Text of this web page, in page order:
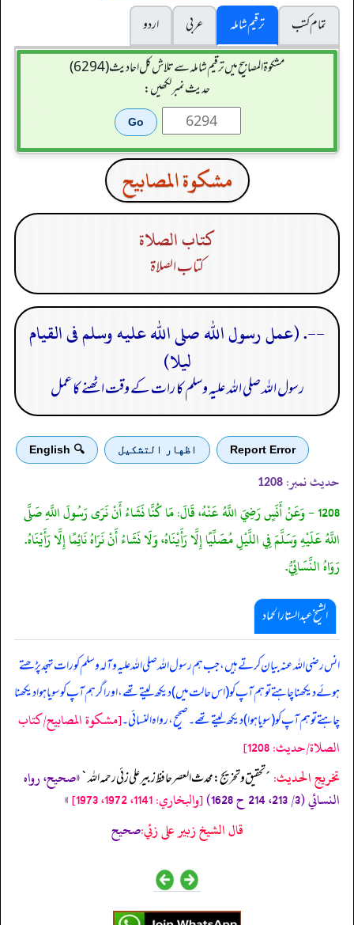
تمام کتب
ترقیم شاملہ عربی
اردو
مشکوۃ المصابیح میں ترقیم شاملہ سے تلاش کل احادیث (6294)
حدیث نمبر لکھیں:
مشكوة المصابيح
كتاب الصلاة
كتاب الصلاة
--. (عمل رسول الله صلى الله عليه وسلم فى القيام
ليلا)
رسول اللہ صلی اللہ علیہ وسلم کا رات کے وقت اٹھنے کا عمل
Report Error اظهار التشكيل 🔍 English
حدیث نمبر: 1208
1208 - وَعَنْ أَنَسٍ رَضِيَ اللَّهُ عَنْهُ، قَالَ: مَا كُنَّا نَشَاءُ أَنْ نَرَى رَسُولَ اللَّهِ صَلَّى
اللَّهُ عَلَيْهِ وَسَلَّمَ فِي اللَّيْلِ مُصَلِّيًا إِلَّا رَأَيْنَاهُ، وَلَا نَشَاءُ أَنْ نَرَاهُ نَائِمًا إِلَّا رَأَيْنَاهُ.
رَوَاهُ النَّسَائِيُّ.
الشیخ عبدالستار الحماد
انس رضی اللہ عنہ بیان کرتے ہیں، جب ہم رسول اللہ صلی ‌اللہ ‌علیہ ‌وآلہ ‌وسلم کو رات تہجد پڑھتے
ہوئے دیکھنا چاہتے تو ہم آپ کو (اس حالت میں) دیکھ لیتے تھے، اور اگر ہم آپ کو سویا ہوا دیکھنا
چاہتے تو ہم آپ کو (سویا ہوا) دیکھ لیتے تھے۔ صحیح، رواہ النسائی۔[مشكوة المصابيح/كتاب
الصلاة/حدیث: 1208]
تخریج الحدیث: ´تحقيق و تخريج: محدث العصر حافظ زبير على زئي رحمه الله`«صحيح، رواه
النسائي (3/ 213، 214 ح 1628)
[والبخاري: 1141، 1972، 1973]
»
قال الشيخ زبير على زئي:صحيح